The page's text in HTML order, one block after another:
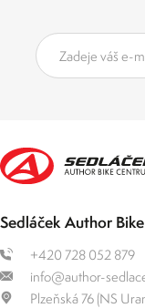
Sedláček Author
+420 728 052 879
info@author-
Plzeňská 76 (NS